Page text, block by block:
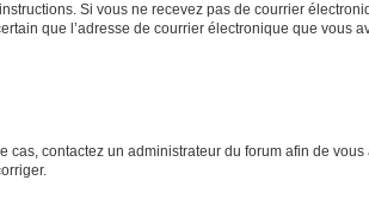
Si vous ne recevez pas de courrier
que l’adresse de courrier électronique que vous
cas, contactez un administrateur du forum afin de vous